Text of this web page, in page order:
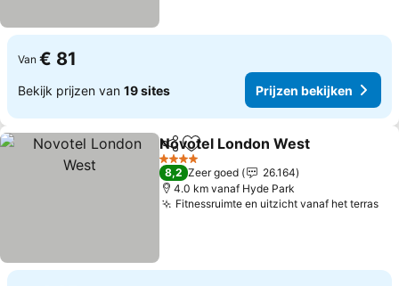
Van € 81
Bekijk prijzen van 19 sites Prijzen bekijken
DelenToevoegen aan favorieten
Novotel London West
4 Sterren
8,2 Zeer goed
26.164
4.0 km vanaf Hyde Park
Fitnessruimte en uitzicht vanaf het terras